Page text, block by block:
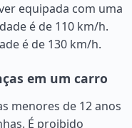
equipada com uma
é de 110 km/h.
é de 130 km/h.
em um carro
menores de 12 anos
É proibido